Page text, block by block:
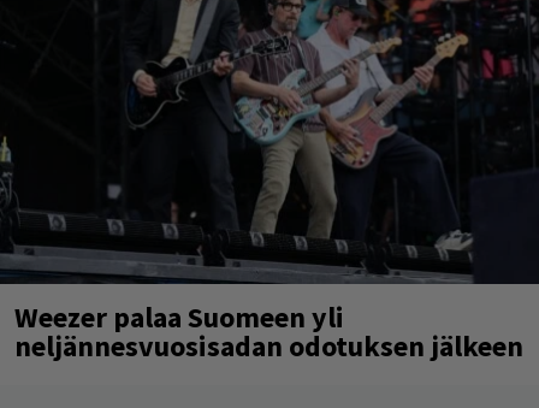
Weezer palaa Suomeen yli
neljännesvuosisadan odotuksen jälkeen